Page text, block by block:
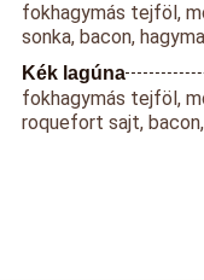
fokhagymás tejföl,
sonka, bacon,
Kék lagúna
fokhagymás tejföl,
roquefort sajt,